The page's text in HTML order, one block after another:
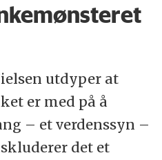
i å bekjempe
forskerne, som
måte å bruke
utdyper at
er med på å
– et verdenssyn –
det et